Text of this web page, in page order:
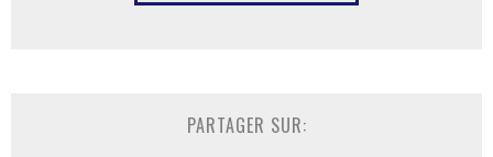
PARTAGER SUR: